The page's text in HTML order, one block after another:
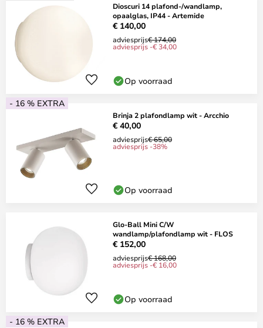
Dioscuri 14 plafond-/wandlamp,
opaalglas, IP44 - Artemide
€ 140,00
adviesprijs€ 174,00
adviesprijs -€ 34,00
Op voorraad
- 16 % EXTRA
Brinja 2 plafondlamp wit - Arcchio
€ 40,00
adviesprijs€ 65,00
adviesprijs -38%
Op voorraad
Glo-Ball Mini C/W
wandlamp/plafondlamp wit - FLOS
€ 152,00
adviesprijs€ 168,00
adviesprijs -€ 16,00
Op voorraad
- 16 % EXTRA